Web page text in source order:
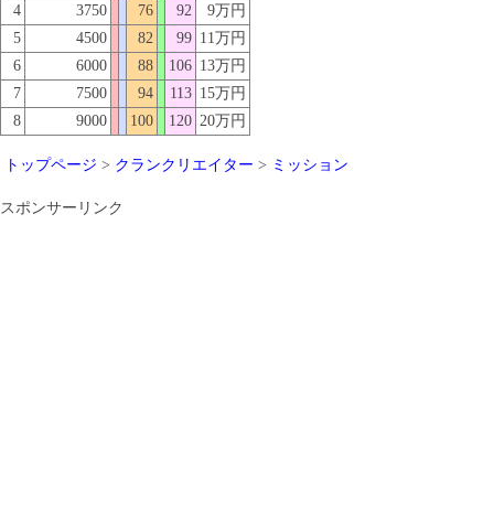
4
3750 76 92
9万円
5
4500 82 99 11万円
6
6000 88 106 13万円
7
7500 94 113 15万円
8
9000 100 120 20万円
トップページ > クランクリエイター > ミッション
スポンサーリンク